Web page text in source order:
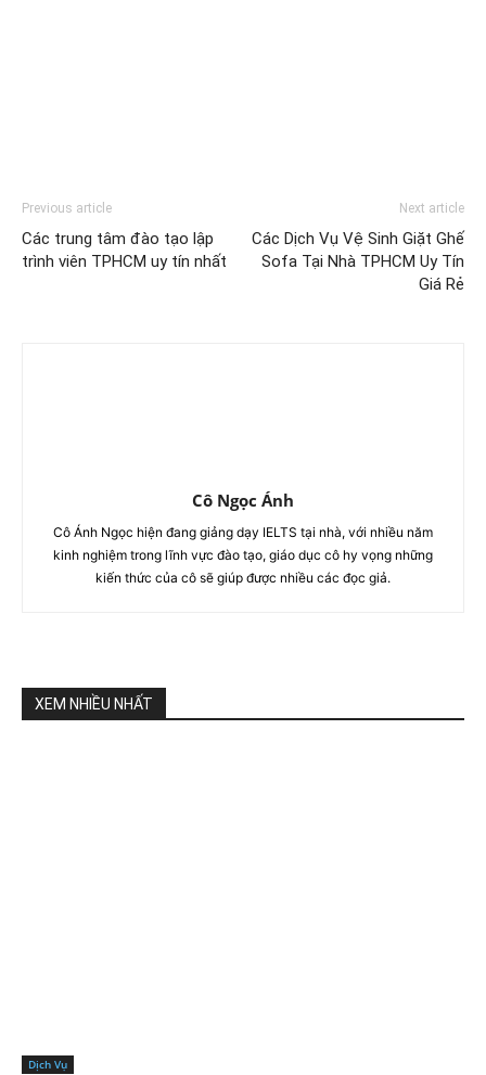
Previous article
Các trung tâm đào tạo lập
trình viên TPHCM uy tín nhất
Next article
Các Dịch Vụ Vệ Sinh Giặt Ghế
Sofa Tại Nhà TPHCM Uy Tín
Giá Rẻ
Cô Ngọc Ánh
Cô Ánh Ngọc hiện đang giảng dạy IELTS tại nhà, với nhiều năm
kinh nghiệm trong lĩnh vực đào tạo, giáo dục cô hy vọng những
kiến thức của cô sẽ giúp được nhiều các đọc giả.
XEM NHIỀU NHẤT
Dịch Vụ